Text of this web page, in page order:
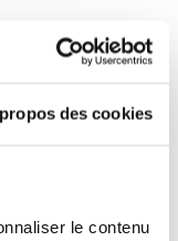
des cookies
le contenu